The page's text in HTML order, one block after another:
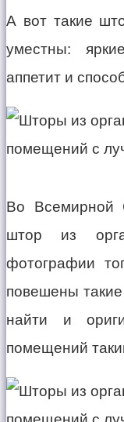
А вот такие
уместны:
аппетит и
Во Всемирной
штор из
фотографии
повешены
найти и
помещений